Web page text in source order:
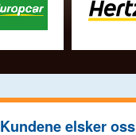
Kundene elsker oss